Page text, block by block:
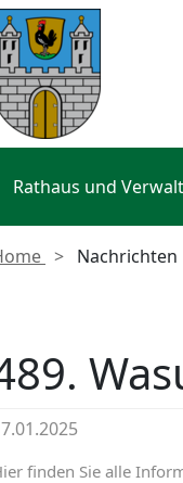
Rathaus und
Nachrichten
finden Sie alle